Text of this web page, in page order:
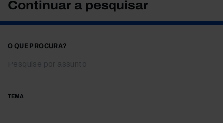
Continuar a pesquisar
O QUE PROCURA?
TEMA